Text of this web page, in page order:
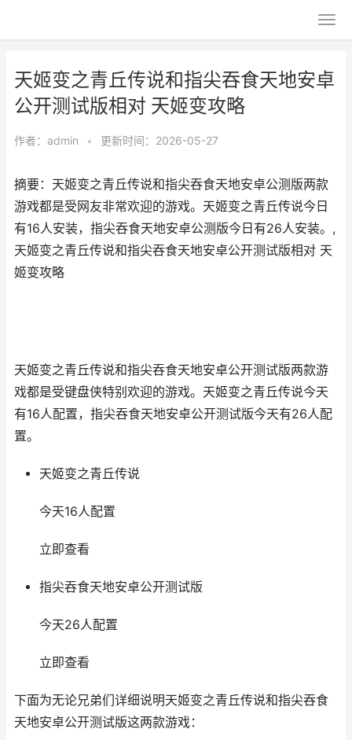
天姬变之青丘传说和指尖吞食天地安卓
公开测试版相对 天姬变攻略
作者： admin • 更新时间：2026-05-27
摘要：天姬变之青丘传说和指尖吞食天地安卓公测版两款
游戏都是受网友非常欢迎的游戏。天姬变之青丘传说今日
有16人安装，指尖吞食天地安卓公测版今日有26人安装。,
天姬变之青丘传说和指尖吞食天地安卓公开测试版相对 天
姬变攻略
天姬变之青丘传说和指尖吞食天地安卓公开测试版两款游
戏都是受键盘侠特别欢迎的游戏。天姬变之青丘传说今天
有16人配置，指尖吞食天地安卓公开测试版今天有26人配
置。
天姬变之青丘传说
今天16人配置
立即查看
指尖吞食天地安卓公开测试版
今天26人配置
立即查看
下面为无论兄弟们详细说明天姬变之青丘传说和指尖吞食
天地安卓公开测试版这两款游戏：